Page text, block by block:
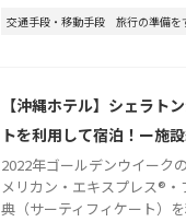
交通手段・移動手段 旅行の準備を
【沖縄ホテル】シェラト
トを利用して宿泊！ー施
2022年ゴールデンウイーク
メリカン・エキスプレス®
典（サーティフィケート）